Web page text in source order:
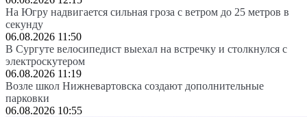
На Югру надвигается сильная гроза с ветром до 25 метров в
секунду
06.08.2026 11:50
В Сургуте велосипедист выехал на встречку и столкнулся с
электроскутером
06.08.2026 11:19
Возле школ Нижневартовска создают дополнительные
парковки
06.08.2026 10:55